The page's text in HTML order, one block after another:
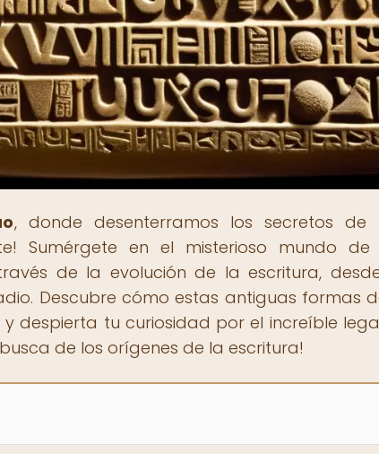
, donde desenterramos los secretos de
Sumérgete en el misterioso mundo
de la evolución de la escritura,
Descubre cómo estas antiguas formas
despierta tu curiosidad por el increíble
de los orígenes de la escritura!